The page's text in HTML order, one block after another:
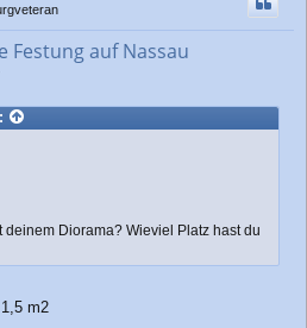
Festung auf Nassau
Diorama? Wieviel Platz hast du
m2